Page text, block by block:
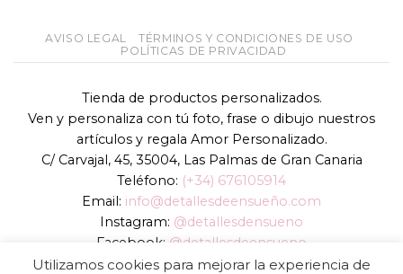
AVISO LEGAL
TÉRMINOS Y CONDICIONES DE USO
POLÍTICAS DE PRIVACIDAD
Tienda de productos personalizados.
Ven y personaliza con tú foto, frase o dibujo nuestros
artículos y regala Amor Personalizado.
C/ Carvajal, 45, 35004, Las Palmas de Gran Canaria
Teléfono: (+34) 676105914
Email: info@detallesdeensueño.com
Instagram: @detallesdensueno
Facebook: @detallesdeensueno
TikTok: @detallesdensueno
Utilizamos cookies para mejorar la experiencia de